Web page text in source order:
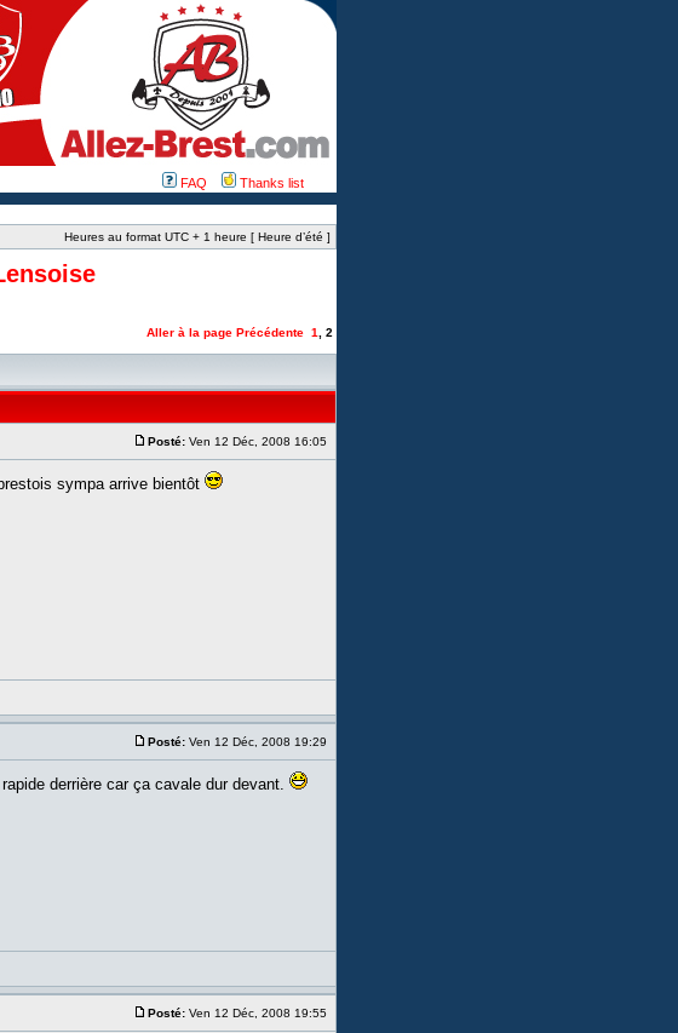
FAQ Thanks list
Heures au format UTC + 1 heure [ Heure d’été ]
Aller à la page Précédente 1 2
Posté: Ven 12 Déc, 2008 16:05
sympa arrive bientôt
Posté: Ven 12 Déc, 2008 19:29
derrière car ça cavale dur devant.
Posté: Ven 12 Déc, 2008 19:55